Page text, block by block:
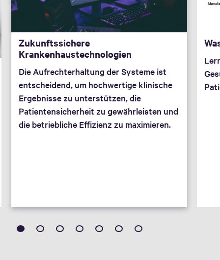
Zukunftssichere
Krankenhaustechnologien
Die Aufrechterhaltung der Systeme ist
entscheidend, um hochwertige klinische
Ergebnisse zu unterstützen, die
Patientensicherheit zu gewährleisten und
die betriebliche Effizienz zu maximieren.